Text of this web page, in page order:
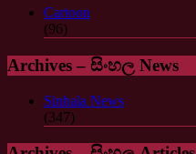
Cartoon
(96)
Archives – සිංහල News
Sinhala News
(347)